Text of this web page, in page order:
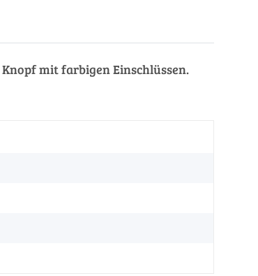
mit farbigen Einschlüssen.